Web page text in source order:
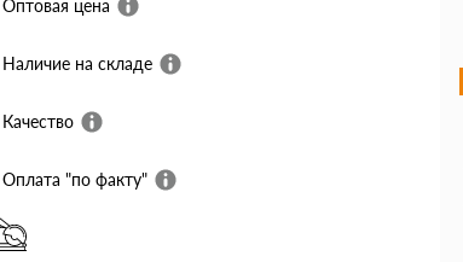
Оптовая цена
Наличие на складе
Качество
Оплата "по факту"